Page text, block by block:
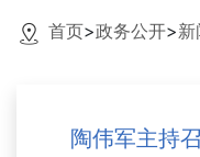
首页>政务公开>
陶伟军主持